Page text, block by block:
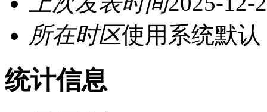
所在时区使用系统默认
统计信息